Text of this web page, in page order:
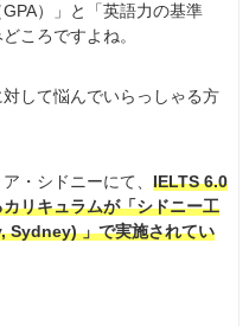
）」と「英語力の基準
ころですよね。
して悩んでいらっしゃる方
・シドニーにて、 IELTS 6.0
リキュラムが「シドニー工
」で実施されてい